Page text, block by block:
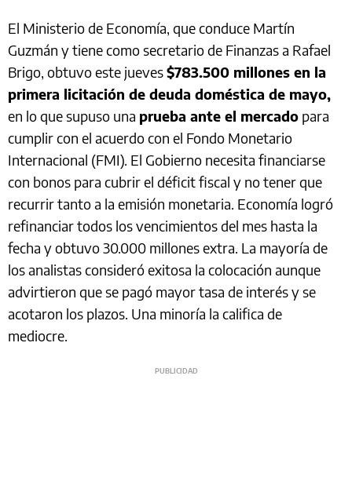
El Ministerio de Economía, que conduce Martín
Guzmán y tiene como secretario de Finanzas a Rafael
Brigo, obtuvo este jueves$783.500 millones en la
primera licitación de deuda doméstica de mayo,
en lo que supuso una prueba ante el mercado para
cumplir con el acuerdo con el Fondo Monetario
Internacional (FMI). El Gobierno necesita financiarse
con bonos para cubrir el déficit fiscal y no tener que
recurrir tanto a la emisión monetaria. Economía logró
refinanciar todos los vencimientos del mes hasta la
fecha y obtuvo 30.000 millones extra. La mayoría de
los analistas consideró exitosa la colocación aunque
advirtieron que se pagó mayor tasa de interés y se
acotaron los plazos. Una minoría la califica de
mediocre.